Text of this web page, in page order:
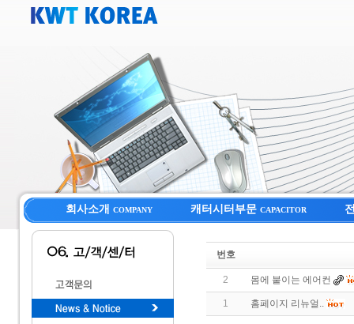
회사소개 COMPANY 캐터시터부문 CAPACITOR
번호
2 몸에 붙이는 에어컨
1 홈페이지 리뉴얼..